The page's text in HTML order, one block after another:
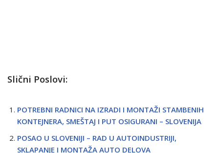
Slični Poslovi:
POTREBNI RADNICI NA IZRADI I MONTAŽI STAMBENIH
KONTEJNERA, SMEŠTAJ I PUT OSIGURANI – SLOVENIJA
POSAO U SLOVENIJI – RAD U AUTOINDUSTRIJI,
SKLAPANJE I MONTAŽA AUTO DELOVA